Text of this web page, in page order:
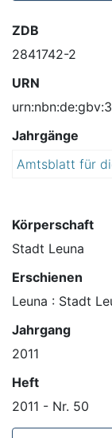
ZDB
2841742-2
URN
Jahrgänge
Amtsblatt für
Körperschaft
Stadt Leuna
Erschienen
Leuna : Stadt
Jahrgang
2011
Heft
2011 - Nr. 50